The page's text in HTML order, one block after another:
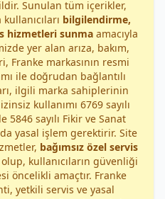
Sunulan tüm içerikler,
bilgilendirme,
hizmetleri sunma amacıyla
yer alan arıza, bakım,
Franke markasının resmi
ile doğrudan bağlantılı
ilgili marka sahiplerinin
kullanımı 6769 sayılı
5846 sayılı Fikir ve Sanat
yasal işlem gerektirir. Site
bağımsız özel servis
kullanıcıların güvenliği
öncelikli amaçtır. Franke
yetkili servis ve yasal